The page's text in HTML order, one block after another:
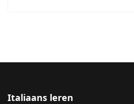
Italiaans leren